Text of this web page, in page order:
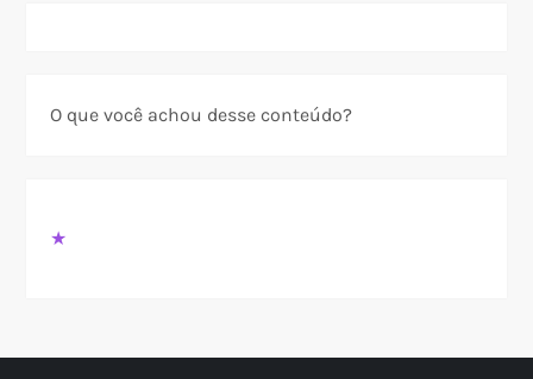
O que você achou desse conteúdo?
★